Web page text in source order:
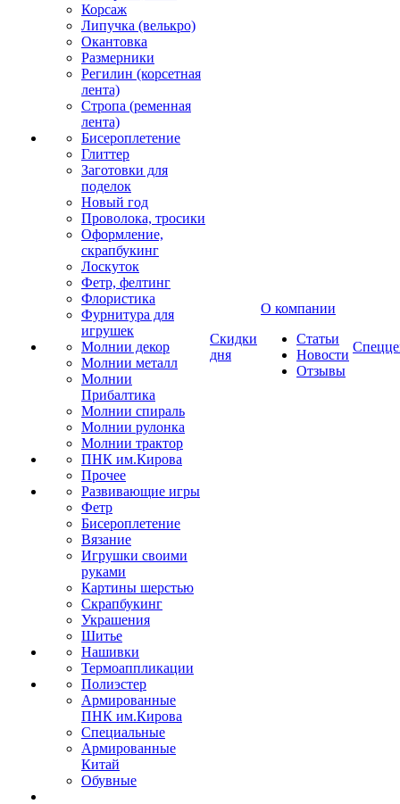
Корсаж
Липучка (велькро)
Окантовка
Размерники
Регилин (корсетная
лента)
Стропа (ременная
лента)
Бисероплетение
Глиттер
Заготовки для
поделок
Новый год
Проволока, тросики
Оформление,
скрапбукинг
Лоскуток
Фетр, фелтинг
Флористика
Фурнитура для
игрушек
Молнии декор
Молнии металл
Молнии
Прибалтика
Молнии спираль
Молнии рулонка
Молнии трактор
ПНК им.Кирова
Прочее
Развивающие игры
Фетр
Бисероплетение
Вязание
Игрушки своими
руками
Картины шерстью
Скрапбукинг
Украшения
Шитье
Нашивки
Термоаппликации
Полиэстер
Армированные
ПНК им.Кирова
Специальные
Армированные
Китай
Обувные
Скидки
дня
О компании
Статьи
Новости
Отзывы